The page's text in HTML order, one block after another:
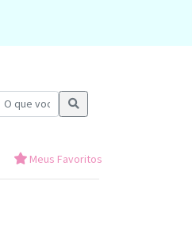
Meus Favoritos